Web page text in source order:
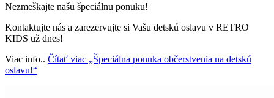
Nezmeškajte našu špeciálnu ponuku!
Kontaktujte nás a zarezervujte si Vašu detskú oslavu v RETRO
KIDS už dnes!
Viac info.. Čítať viac „Špeciálna ponuka občerstvenia na detskú
oslavu!“